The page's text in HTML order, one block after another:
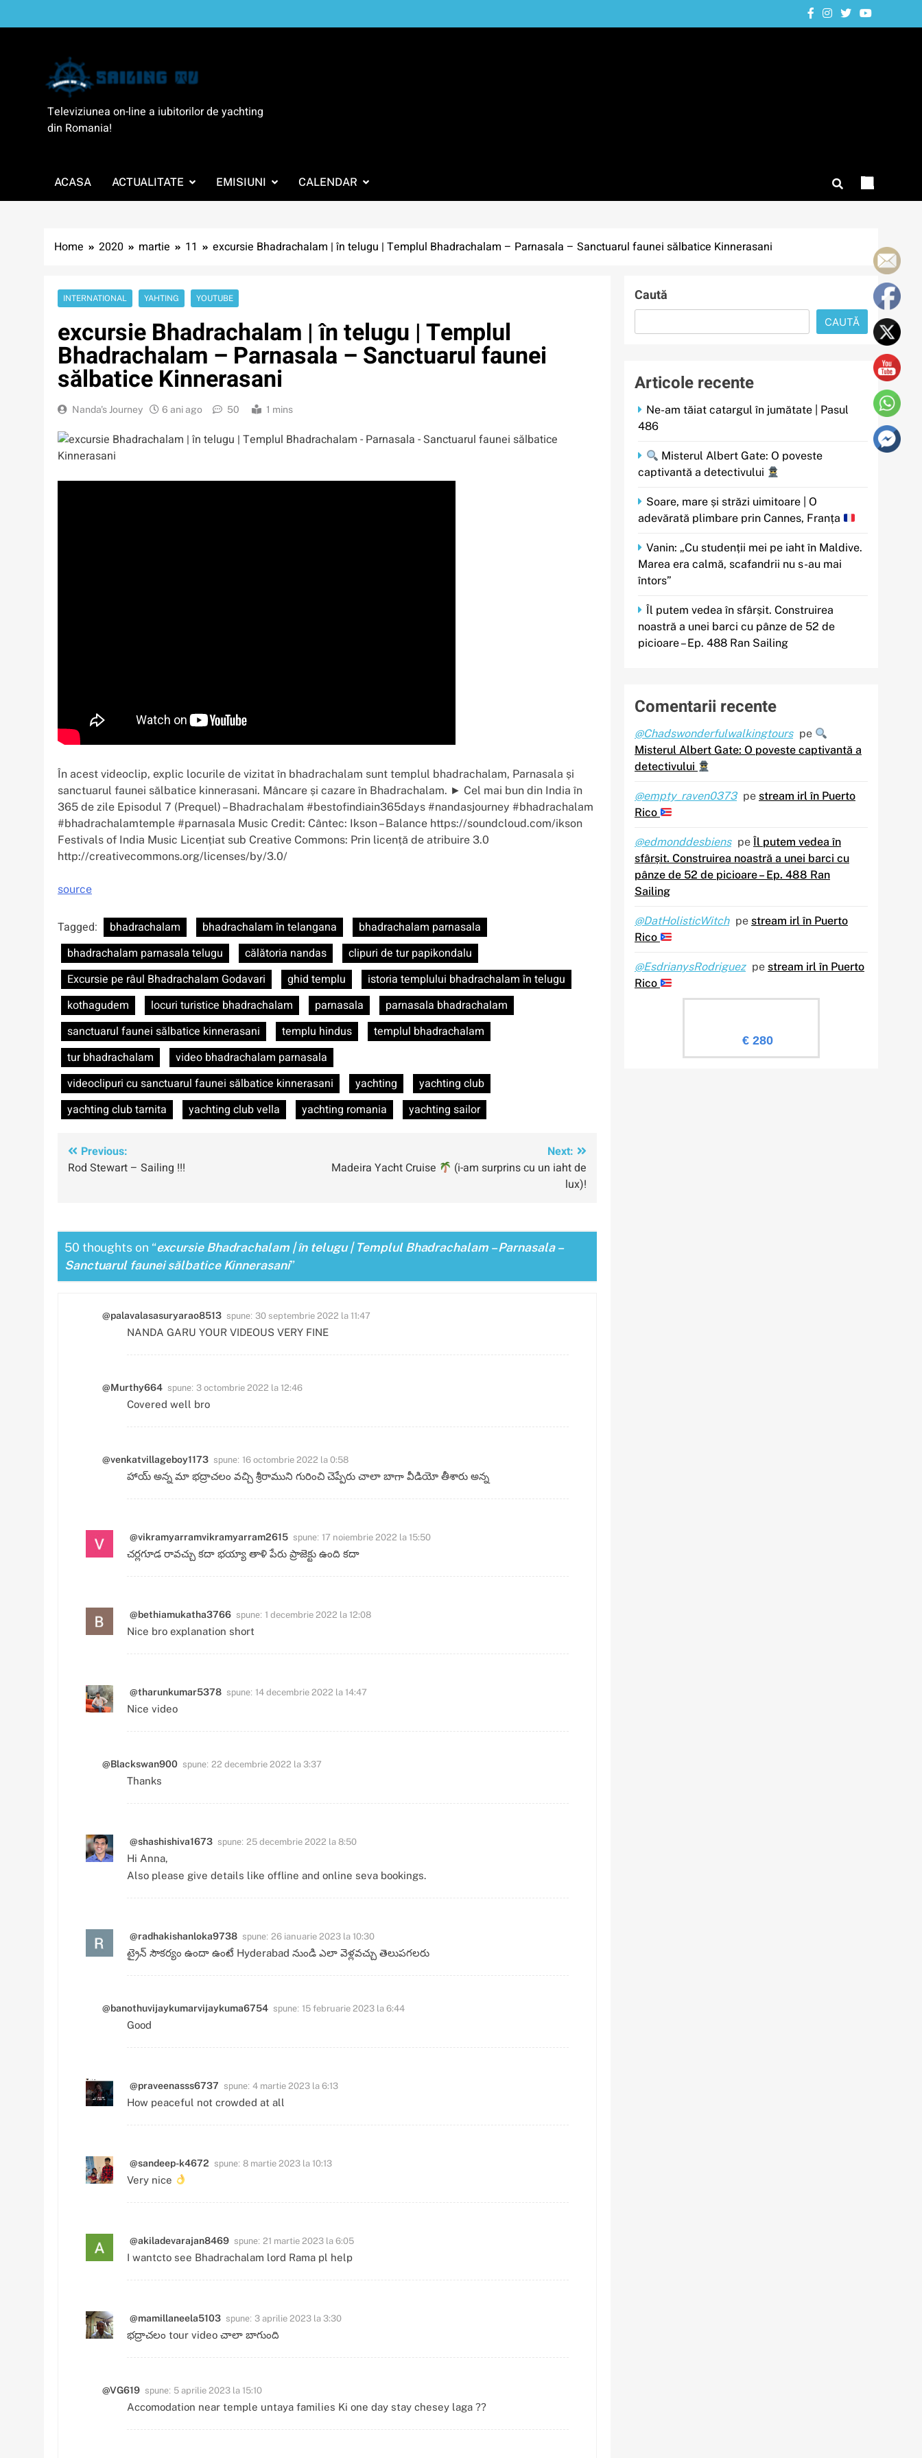
to
SailingTV
Televiziunea on-line a iubitorilor de yachting
din Romania!
ACASA ACTUALITATE EMISIUNI CALENDAR
Home 2020 martie 11 excursie Bhadrachalam | în telugu | Templul Bhadrachalam – Parnasala – Sanctuarul faunei sălbatice Kinnerasani
INTERNATIONAL YAHTING YOUTUBE
excursie Bhadrachalam | în telugu | Templul
Bhadrachalam – Parnasala – Sanctuarul faunei
sălbatice Kinnerasani
Nanda's Journey 6 ani ago 50 1 mins
În acest videoclip, explic locurile de vizitat în bhadrachalam sunt templul bhadrachalam, Parnasala și
sanctuarul faunei sălbatice kinnerasani. Mâncare și cazare în Bhadrachalam. ► Cel mai bun din India în
365 de zile Episodul 7 (Prequel) – Bhadrachalam #bestofindiain365days #nandasjourney #bhadrachalam
#bhadrachalamtemple #parnasala Music Credit: Cântec: Ikson – Balance https://soundcloud.com/ikson
Festivals of India Music Licențiat sub Creative Commons: Prin licență de atribuire 3.0
http://creativecommons.org/licenses/by/3.0/
source
Tagged: bhadrachalam bhadrachalam în telangana
bhadrachalam parnasala
bhadrachalam parnasala telugu
călătoria nandas
clipuri de tur papikondalu
Excursie pe râul Bhadrachalam Godavari
ghid templu
istoria templului bhadrachalam în telugu
kothagudem
locuri turistice bhadrachalam parnasala
parnasala bhadrachalam
sanctuarul faunei sălbatice kinnerasani
templu hindus
templul bhadrachalam
tur bhadrachalam
video bhadrachalam parnasala
videoclipuri cu sanctuarul faunei sălbatice kinnerasani
yachting
yachting club
yachting club tarnita
yachting club vella yachting romania yachting sailor
Navigare
în
Previous:
Rod Stewart – Sailing !!!
Next:
Madeira Yacht Cruise
(i-am surprins cu un iaht de
lux)!
50 thoughts on “excursie Bhadrachalam | în telugu | Templul Bhadrachalam – Parnasala –
Sanctuarul faunei sălbatice Kinnerasani”
@palavalasasuryarao8513 spune: 30 septembrie 2022 la 11:47
NANDA GARU YOUR VIDEOUS VERY FINE
@Murthy664 spune: 3 octombrie 2022 la 12:46
Covered well bro
@venkatvillageboy1173 spune: 16 octombrie 2022 la 0:58
హాయ్ అన్న మా భద్రాచలం వచ్చి శ్రీరాముని గురించి చెప్పేరు చాలా బాగా వీడియో తీశారు అన్న
@vikramyarramvikramyarram2615 spune: 17 noiembrie 2022 la 15:50
చర్లగూడ రావచ్చు కదా భయ్యా తాళి పేరు ప్రాజెక్టు ఉంది కదా
@bethiamukatha3766 spune: 1 decembrie 2022 la 12:08
Nice bro explanation short
@tharunkumar5378 spune: 14 decembrie 2022 la 14:47
Nice video
@Blackswan900 spune: 22 decembrie 2022 la 3:37
Thanks
@shashishiva1673 spune: 25 decembrie 2022 la 8:50
Hi Anna,
Also please give details like offline and online seva bookings.
@radhakishanloka9738 spune: 26 ianuarie 2023 la 10:30
ట్రైన్ సౌకర్యం ఉందా ఉంటే Hyderabad నుండి ఎలా వెళ్లవచ్చు తెలుపగలరు
@banothuvijaykumarvijaykuma6754 spune: 15 februarie 2023 la 6:44
Good
@praveenasss6737 spune: 4 martie 2023 la 6:13
How peaceful not crowded at all
@sandeep-k4672 spune: 8 martie 2023 la 10:13
Very nice
@akiladevarajan8469 spune: 21 martie 2023 la 6:05
I wantcto see Bhadrachalam lord Rama pl help
@mamillaneela5103 spune: 3 aprilie 2023 la 3:30
భద్రాచలం tour video చాలా బాగుంది
@VG619 spune: 5 aprilie 2023 la 15:10
Accomodation near temple untaya families Ki one day stay chesey laga ??
Caută
CAUTĂ
Articole recente
Ne-am tăiat catargul în jumătate | Pasul
486
Misterul Albert Gate: O poveste
captivantă a detectivului
Soare, mare și străzi uimitoare | O
adevărată plimbare prin Cannes, Franța
Vanin: „Cu studenții mei pe iaht în Maldive.
Marea era calmă, scafandrii nu s-au mai
întors”
Îl putem vedea în sfârșit. Construirea
noastră a unei barci cu pânze de 52 de
picioare – Ep. 488 Ran Sailing
Comentarii recente
@Chadswonderfulwalkingtours pe
Misterul Albert Gate: O poveste captivantă a
detectivului
@empty_raven0373 pe stream irl în Puerto
Rico
@edmonddesbiens pe Îl putem vedea în
sfârșit. Construirea noastră a unei barci cu
pânze de 52 de picioare – Ep. 488 Ran
Sailing
@DatHolisticWitch pe stream irl în Puerto
Rico
@EsdrianysRodriguez pe stream irl în Puerto
Rico
€ 280